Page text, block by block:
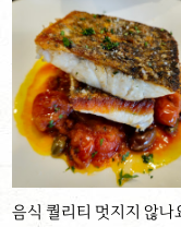
음식 퀄리티 멋지지 않나